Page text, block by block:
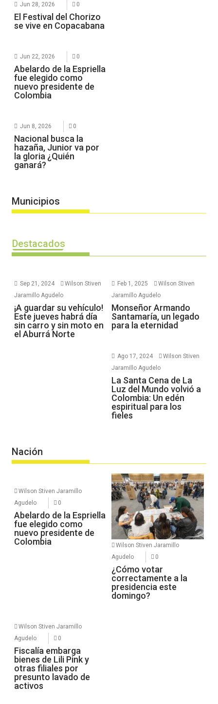
Jun 28, 2026 0
El Festival del Chorizo
se vive en Copacabana
Jun 22, 2026 0
Abelardo de la Espriella
fue elegido como
nuevo presidente de
Colombia
Jun 8, 2026 0
Nacional busca la
hazaña, Junior va por
la gloria ¿Quién
ganará?
Municipios
Destacados
Sep 21, 2024
Wilson Stiven
Jaramillo Agudelo
¡A guardar su vehículo!
Este jueves habrá día
sin carro y sin moto en
el Aburrá Norte
Feb 1, 2025
Wilson Stiven
Jaramillo Agudelo
Monseñor Armando
Santamaría, un legado
para la eternidad
Ago 17, 2024
Wilson Stiven
Jaramillo Agudelo
La Santa Cena de La
Luz del Mundo volvió a
Colombia: Un edén
espiritual para los
fieles
Nación
Wilson Stiven Jaramillo
Agudelo
0
Abelardo de la Espriella
fue elegido como
nuevo presidente de
Colombia
Wilson Stiven Jaramillo
Agudelo
0
¿Cómo votar
correctamente a la
presidencia este
domingo?
Wilson Stiven Jaramillo
Agudelo
0
Fiscalía embarga
bienes de Lili Pink y
otras filiales por
presunto lavado de
activos